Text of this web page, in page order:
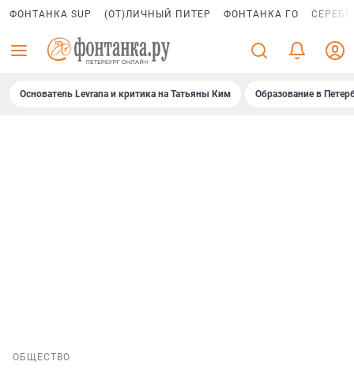
ФОНТАНКА SUP (ОТ)ЛИЧНЫЙ ПИТЕР ФОНТАНКА ГО
Основатель Levrana и критика на Татьяны Ким Образование в
ОБЩЕСТВО